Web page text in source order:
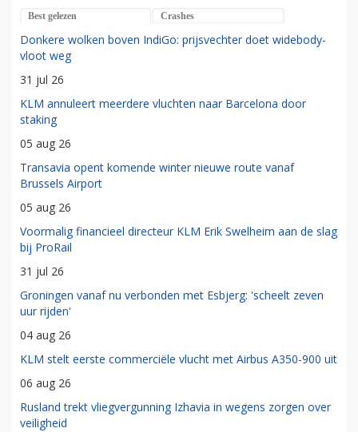
Best gelezen Crashes
Donkere wolken boven IndiGo: prijsvechter doet widebody-
vloot weg
31 jul 26
KLM annuleert meerdere vluchten naar Barcelona door
staking
05 aug 26
Transavia opent komende winter nieuwe route vanaf
Brussels Airport
05 aug 26
Voormalig financieel directeur KLM Erik Swelheim aan de slag
bij ProRail
31 jul 26
Groningen vanaf nu verbonden met Esbjerg: 'scheelt zeven
uur rijden'
04 aug 26
KLM stelt eerste commerciële vlucht met Airbus A350-900 uit
06 aug 26
Rusland trekt vliegvergunning Izhavia in wegens zorgen over
veiligheid